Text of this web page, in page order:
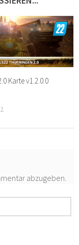
Karte v1.2.0.0
abzugeben.